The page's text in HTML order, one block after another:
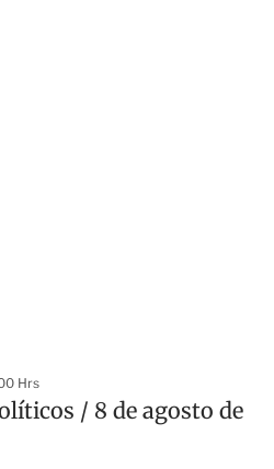
Hrs
/ 8 de agosto de